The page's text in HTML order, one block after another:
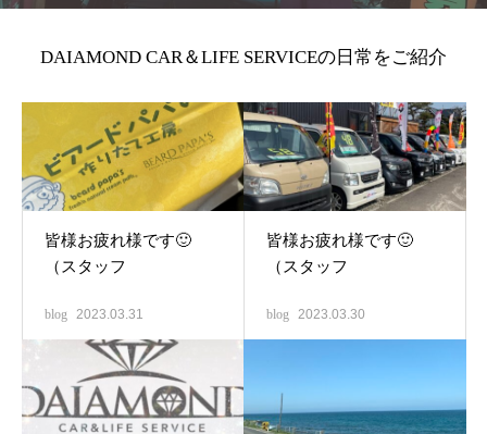
DAIAMOND CAR＆LIFE SERVICEの日常をご紹介
皆様お疲れ様です🙂
（スタッフ
blog 2023.03.31
皆様お疲れ様です🙂
（スタッフ
blog 2023.03.30